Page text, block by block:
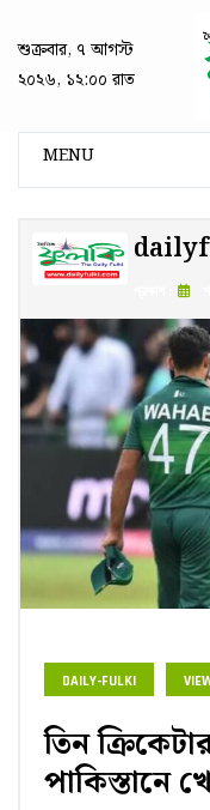
শুক্রবার, ৭ আগস্ট
২০২৬, ১২:০০ রাত
MENU
DAILY-FULKI
তিন
পাকিস্তানে